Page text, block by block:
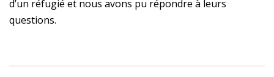
d’un réfugié et nous avons pu répondre à leurs
questions.